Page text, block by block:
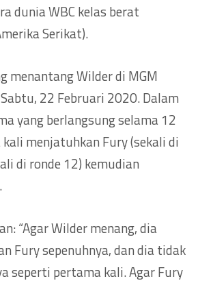
dunia WBC kelas berat
Serikat).
menantang Wilder di MGM
Sabtu, 22 Februari 2020. Dalam
yang berlangsung selama 12
menjatuhkan Fury (sekali di
di ronde 12) kemudian
“Agar Wilder menang, dia
Fury sepenuhnya, dan dia tidak
seperti pertama kali. Agar Fury